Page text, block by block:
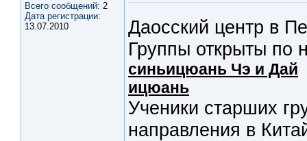
Всего сообщений: 2
Дата регистрации:
13.07.2010
Даосский центр в
Группы открыты по
синьицюань Чэ и Дай
ицюань
Ученики старших
направления в